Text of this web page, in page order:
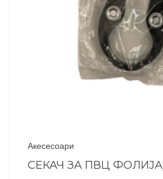
Акесесоари
СЕКАЧ ЗА ПВЦ ФОЛИЈА